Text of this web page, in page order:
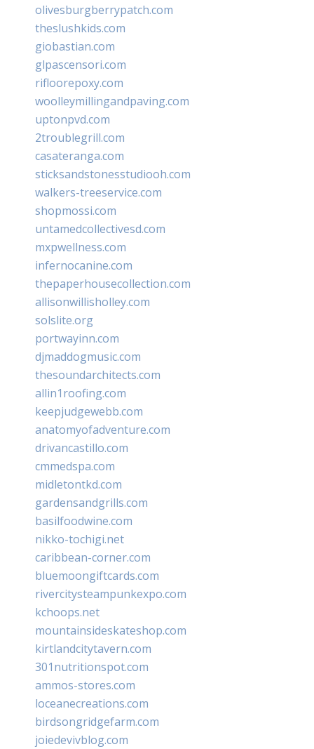
olivesburgberrypatch.com
theslushkids.com
giobastian.com
glpascensori.com
rifloorepoxy.com
woolleymillingandpaving.com
uptonpvd.com
2troublegrill.com
casateranga.com
sticksandstonesstudiooh.com
walkers-treeservice.com
shopmossi.com
untamedcollectivesd.com
mxpwellness.com
infernocanine.com
thepaperhousecollection.com
allisonwillisholley.com
solslite.org
portwayinn.com
djmaddogmusic.com
thesoundarchitects.com
allin1roofing.com
keepjudgewebb.com
anatomyofadventure.com
drivancastillo.com
cmmedspa.com
midletontkd.com
gardensandgrills.com
basilfoodwine.com
nikko-tochigi.net
caribbean-corner.com
bluemoongiftcards.com
rivercitysteampunkexpo.com
kchoops.net
mountainsideskateshop.com
kirtlandcitytavern.com
301nutritionspot.com
ammos-stores.com
loceanecreations.com
birdsongridgefarm.com
joiedevivblog.com